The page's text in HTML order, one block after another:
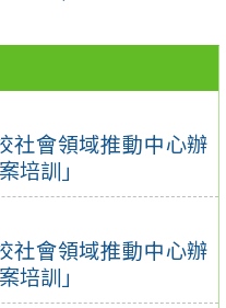
社會領域推動中心辦
培訓」
社會領域推動中心辦
培訓」